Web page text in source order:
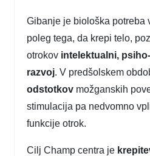
Gibanje je biološka potreba
poleg tega, da krepi telo,
otrokov intelektualni,
razvoj. V predšolskem
odstotkov možganskih
stimulacija pa nedvomno
funkcije otrok.
Cilj Champ centra je